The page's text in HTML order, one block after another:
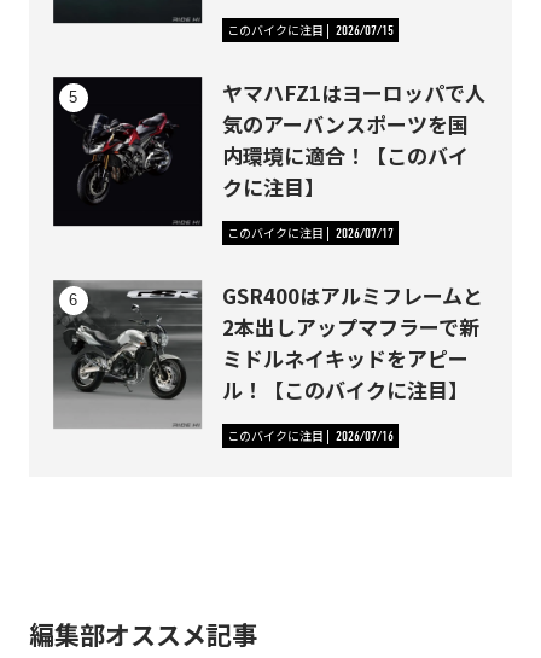
このバイクに注目 2026/07/15
ヤマハFZ1はヨーロッパで人
気のアーバンスポーツを国
内環境に適合！【このバイ
クに注目】
このバイクに注目 2026/07/17
GSR400はアルミフレームと
2本出しアップマフラーで新
ミドルネイキッドをアピー
ル！【このバイクに注目】
このバイクに注目 2026/07/16
編集部オススメ記事